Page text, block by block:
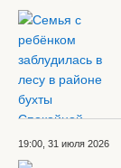
19:00, 31 июля 2026